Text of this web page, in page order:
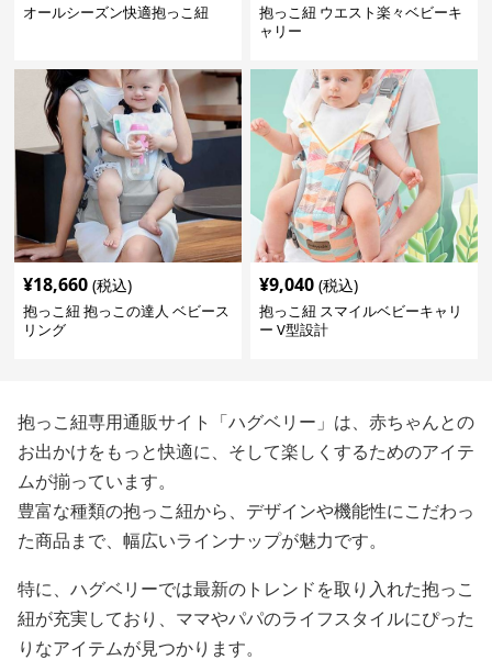
オールシーズン快適抱っこ紐
抱っこ紐 ウエスト楽々ベビーキ
ャリー
¥18,660 (税込)
抱っこ紐 抱っこの達人 ベビース
リング
¥9,040 (税込)
抱っこ紐 スマイルベビーキャリ
ー V型設計
抱っこ紐専用通販サイト「ハグベリー」は、赤ちゃんとの
お出かけをもっと快適に、そして楽しくするためのアイテ
ムが揃っています。
豊富な種類の抱っこ紐から、デザインや機能性にこだわっ
た商品まで、幅広いラインナップが魅力です。
特に、ハグベリーでは最新のトレンドを取り入れた抱っこ
紐が充実しており、ママやパパのライフスタイルにぴった
りなアイテムが見つかります。